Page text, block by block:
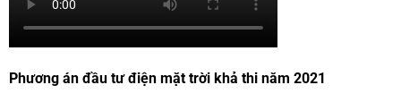
Phương án đầu tư điện mặt trời khả thi năm 2021